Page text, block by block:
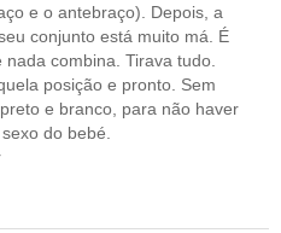
e o antebraço). Depois, a
conjunto está muito má. É
combina. Tirava tudo.
posição e pronto. Sem
e branco, para não haver
do bebé.